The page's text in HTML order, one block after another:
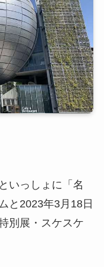
いっしょに「名
と2023年3月18日
別展・スケスケ